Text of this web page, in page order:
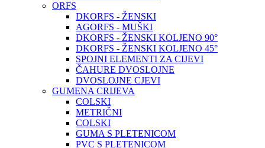
ORFS
DKORFS - ŽENSKI
AGORFS - MUŠKI
DKORFS - ŽENSKI KOLJENO 90°
DKORFS - ŽENSKI KOLJENO 45°
SPOJNI ELEMENTI ZA CIJEVI
ČAHURE DVOSLOJNE
DVOSLOJNE CJEVI
GUMENA CRIJEVA
COLSKI
METRIČNI
COLSKI
GUMA S PLETENICOM
PVC S PLETENICOM